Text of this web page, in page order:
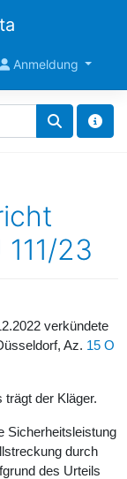
Anmeldung
23
verkündete
Az. 15 O
der Kläger.
Sicherheitsleistung
durch
des Urteils